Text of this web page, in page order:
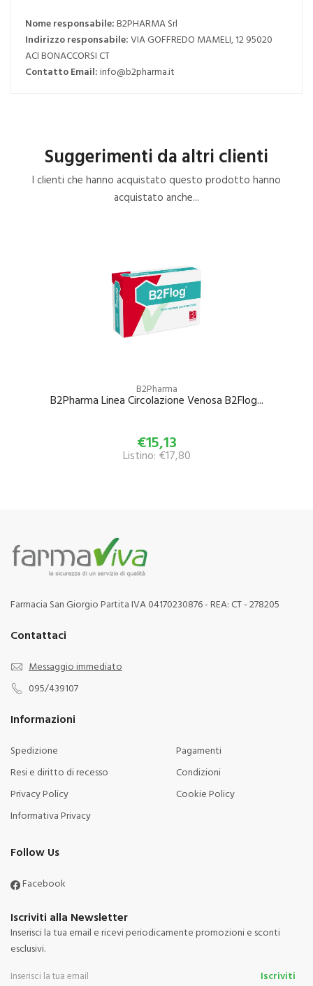
Nome responsabile:B2PHARMA Srl
Indirizzo responsabile:VIA GOFFREDO MAMELI, 12 95020
ACI BONACCORSI CT
Contatto Email:info@b2pharma.it
Suggerimenti da altri clienti
I clienti che hanno acquistato questo prodotto hanno
acquistato anche...
B2Pharma
B2Pharma Linea Circolazione Venosa B2Flog...
€15,13
Listino: €17,80
Farmacia San Giorgio Partita IVA 04170230876 - REA: CT - 278205
Contattaci
Messaggio immediato
095/439107
Informazioni
Spedizione
Pagamenti
Resi e diritto di recesso
Condizioni
Privacy Policy
Cookie Policy
Informativa Privacy
Follow Us
Facebook
Iscriviti alla Newsletter
Inserisci la tua email e ricevi periodicamente promozioni e sconti
esclusivi.
Iscriviti